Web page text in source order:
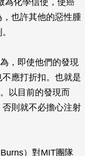
為化學信使，使癌
也許其他的惡性腫
，即使他們的發現
應打折扣。也就是
以目前的發現而
則就不必擔心注射
）對MIT團隊